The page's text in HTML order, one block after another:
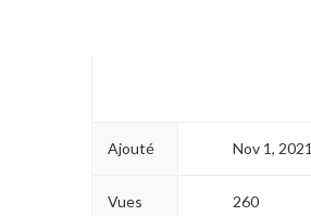
Ajouté Nov 1, 2021
Vues 260